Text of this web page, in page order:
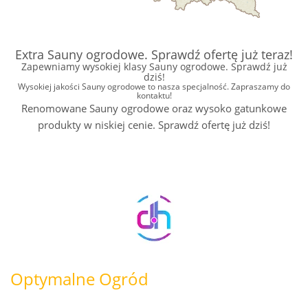
Extra Sauny ogrodowe. Sprawdź ofertę już teraz!
Zapewniamy wysokiej klasy Sauny ogrodowe. Sprawdź już
dziś!
Wysokiej jakości Sauny ogrodowe to nasza specjalność. Zapraszamy do
kontaktu!
Renomowane Sauny ogrodowe oraz wysoko gatunkowe
produkty w niskiej cenie. Sprawdź ofertę już dziś!
Optymalne Ogród